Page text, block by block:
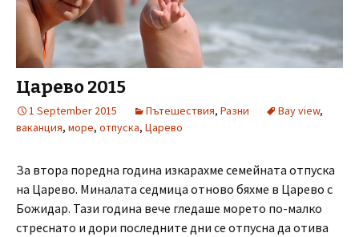
Царево 2015
1 September 2015 Пътешествия, Разни Bay view,
ваканция, море, отпуска, Царево
За втора поредна година изкарахме семейната отпуска
на Царево. Миналата седмица отново бяхме в Царево с
Божидар. Тази година вече гледаше морето по-малко
стреснато и дори последните дни се отпусна да отива